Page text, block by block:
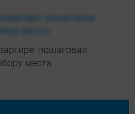
пошаговая
места